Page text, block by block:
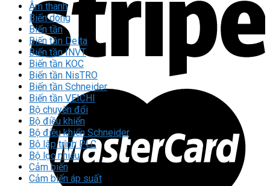
Âm thanh
Biến dòng
Biến tần
Biến tần Delta
Biến tần INVT
Biến tần KOC
Biến tần NisTRO
Biến tần Schneider
Biến tần VEICHI
Bộ chuyển đổi
Bộ điều khiển
Bộ điều khiển Schneider
Bộ lập trình PLC
Bộ lọc nhiễu
Cảm biến
Cảm biến áp suất